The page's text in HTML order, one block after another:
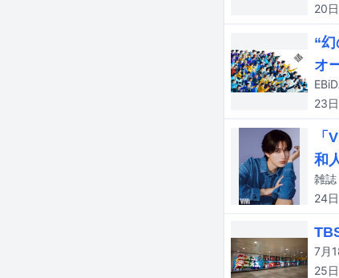
20日
“
オ
23日
和
雑誌
24日
25日